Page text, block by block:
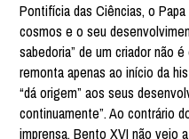
Pontifícia das Ciências, o
cosmos e o seu
sabedoria” de um criador não
remonta apenas ao início da
“dá origem” aos seus
continuamente”. Ao contrário
imprensa, Bento XVI não veio